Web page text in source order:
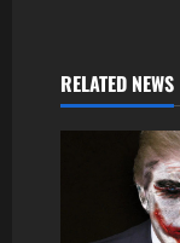
RELATED NEWS